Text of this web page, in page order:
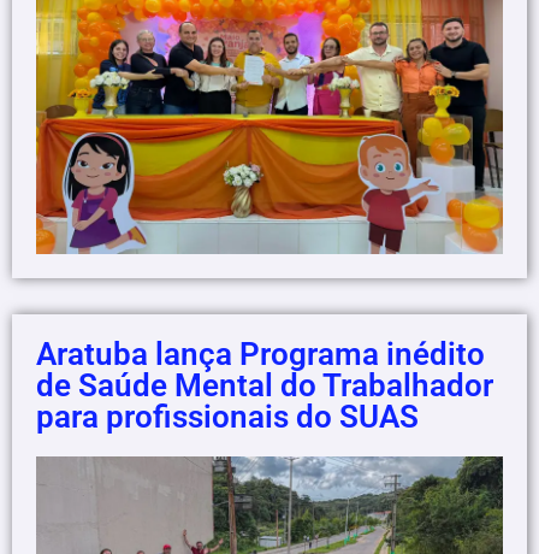
Aratuba lança Programa inédito
de Saúde Mental do Trabalhador
para profissionais do SUAS